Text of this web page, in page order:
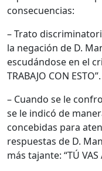
consecuencias:
– Trato
la negación de D.
escudándose en el
TRABAJO CON ESTO”.
– Cuando se le
se le indicó de
concebidas para
respuestas de D.
más tajante: “TÚ VAS